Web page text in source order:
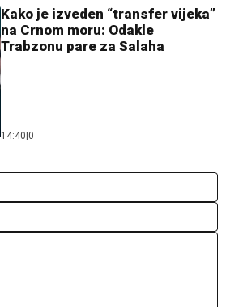
Kako je izveden “transfer vijeka”
na Crnom moru: Odakle
Trabzonu pare za Salaha
14:40 0